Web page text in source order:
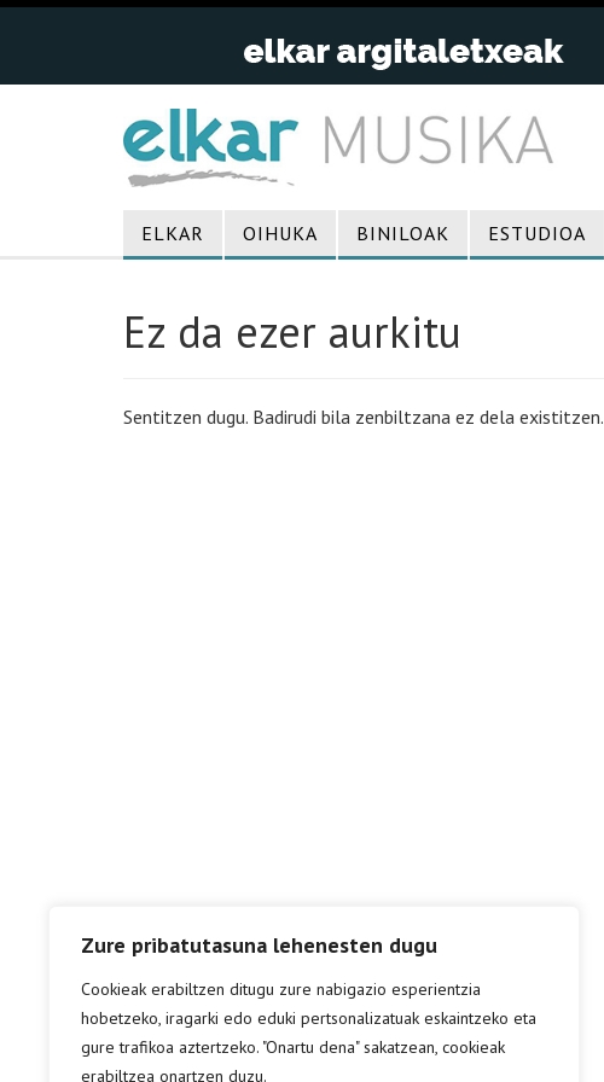
Zure pribatutasuna lehenesten dugu
Cookieak erabiltzen ditugu zure nabigazio esperientzia
hobetzeko, iragarki edo eduki pertsonalizatuak eskaintzeko eta
gure trafikoa aztertzeko. "Onartu dena" sakatzean, cookieak
erabiltzea onartzen duzu.
ELKAR OIHUKA BINILOAK ESTUDIOA
Ez da ezer aurkitu
Sentitzen dugu. Badirudi bila zenbiltzana ez dela existitzen.